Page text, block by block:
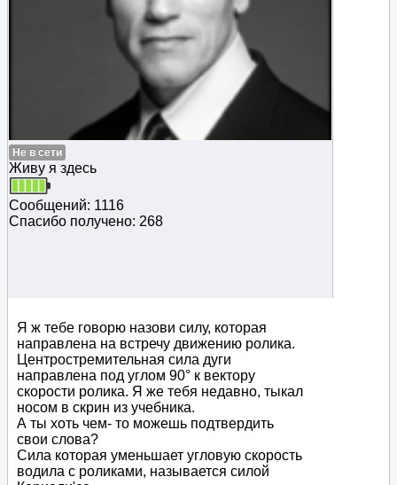
Не в сети
Живу я здесь
Сообщений: 1116
Спасибо получено: 268
Я ж тебе говорю назови силу, которая
направлена на встречу движению ролика.
Центростремительная сила дуги
направлена под углом 90° к вектору
скорости ролика. Я же тебя недавно, тыкал
носом в скрин из учебника.
А ты хоть чем- то можешь подтвердить
свои слова?
Сила которая уменьшает угловую скорость
водила с роликами, называется силой